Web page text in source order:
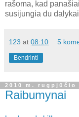
rašoma, kad
susijungia du
123 at 08:10 5
Bendrinti
2010 m.
Raibumynai